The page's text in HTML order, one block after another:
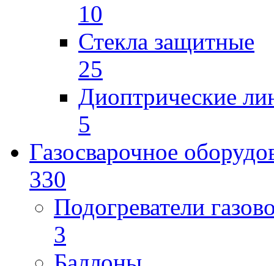
10
Стекла защитные
25
Диоптрические
5
Газосварочное
330
Подогреватели
3